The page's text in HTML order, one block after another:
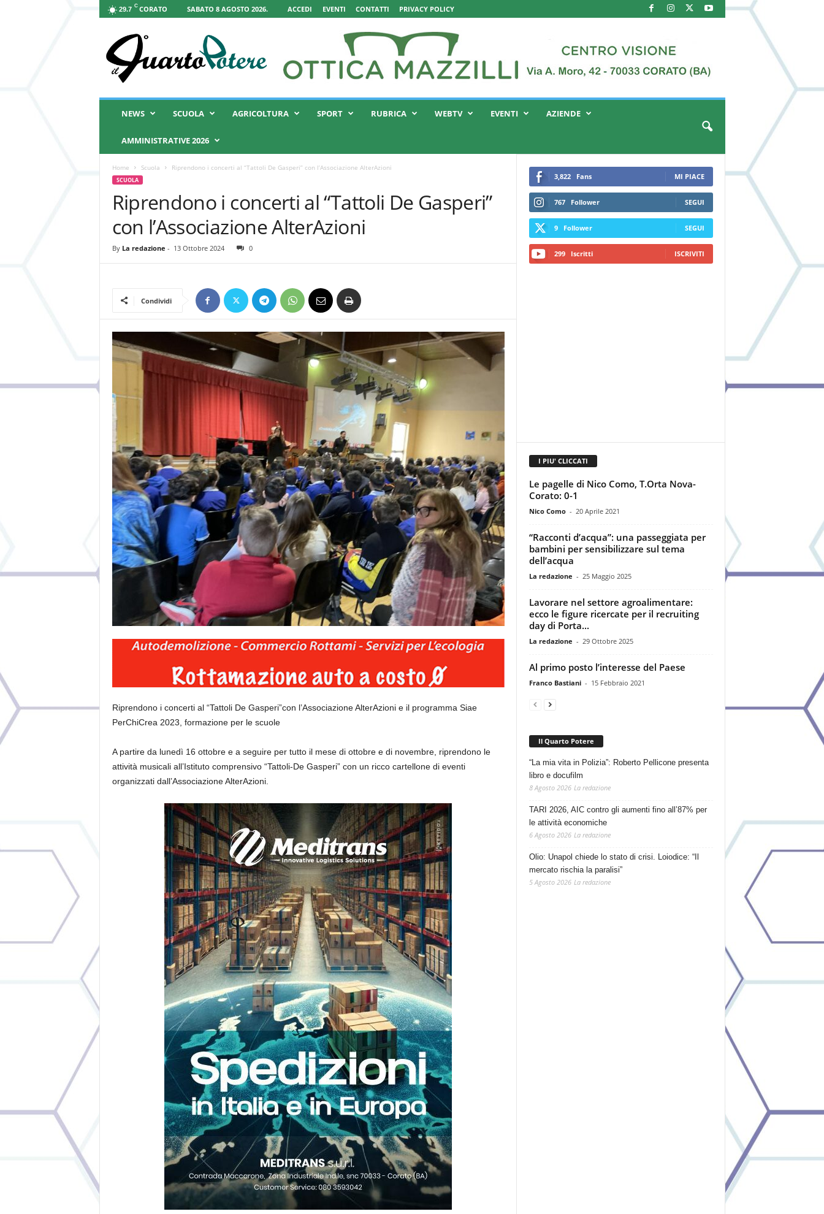
29.7 C CORATO SABATO 8 AGOSTO 2026. ACCEDI EVENTI CONTATTI PRIVACY POLICY
Q
NEWS SCUOLA AGRICOLTURA SPORT RUBRICA WEBTV EVENTI AZIENDE
AMMINISTRATIVE 2026
Home Scuola Riprendono i concerti al “Tattoli De Gasperi” con l’Associazione AlterAzioni
SCUOLA
Riprendono i concerti al “Tattoli De Gasperi”
con l’Associazione AlterAzioni
By La redazione - 13 Ottobre 2024 0
Condividi
Riprendono i concerti al “Tattoli De Gasperi”con l’Associazione AlterAzioni e il programma Siae
PerChiCrea 2023, formazione per le scuole
A partire da lunedì 16 ottobree a seguire per tutto il mese di ottobre e di novembre, riprendono le
attività musicali all’Istituto comprensivo “Tattoli-De Gasperi” con un ricco cartellone di eventi
organizzati dall’Associazione AlterAzioni.
3,822 Fans MI PIACE
767 Follower SEGUI
9 Follower SEGUI
299 Iscritti ISCRIVITI
I PIU' CLICCATI
Le pagelle di Nico Como, T.Orta Nova-
Corato: 0-1
Nico Como - 20 Aprile 2021
“Racconti d’acqua”: una passeggiata per
bambini per sensibilizzare sul tema
dell’acqua
La redazione - 25 Maggio 2025
Lavorare nel settore agroalimentare:
ecco le figure ricercate per il recruiting
day di Porta...
La redazione - 29 Ottobre 2025
Al primo posto l’interesse del Paese
Franco Bastiani - 15 Febbraio 2021
Il Quarto Potere
“La mia vita in Polizia”: Roberto Pellicone presenta
libro e docufilm
8 Agosto 2026 La redazione
TARI 2026, AIC contro gli aumenti fino all’87% per
le attività economiche
6 Agosto 2026 La redazione
Olio: Unapol chiede lo stato di crisi. Loiodice: “Il
mercato rischia la paralisi”
5 Agosto 2026 La redazione